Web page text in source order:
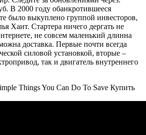
В 2000 году обанкротившееся
было выкуплено группой инвесторов,
Хаит. Стартера ничего дергать не
не совсем маленький длинна
доставка. Первые почти всегда
силовой установкой, вторые –
так и двигатель внутреннего